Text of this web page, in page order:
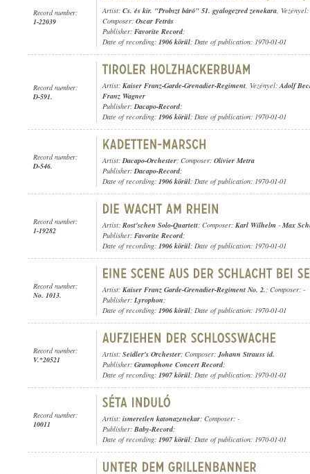
Record number:
1-22039
Artist: Cs. és kir. "Probszt báró" 51. gyalogezred zenekara, Vezényel:
Composer: Oscar Fetrás
Publisher: Favorite Record;
Date of recording: 1906 körül; Date of publication: 1970-01-01
Record number:
D-591.
Artist: Kaiser Franz-Garde-Grenadier-Regiment, Vezényel:Adolf
Franz Wagner
Publisher:Dacapo-Record;
Date of recording: 1906 körül; Date of publication: 1970-01-01
Record number:
D-546.
Artist:Dacapo-Orchester; Composer: Olivier Metra
Publisher:Dacapo-Record;
Date of recording: 1906 körül; Date of publication: 1970-01-01
Record number:
1-19282
Artist: Rost'schen Solo-Quartett; Composer: Karl Wilhelm - Max
Publisher: Favorite Record;
Date of recording: 1906 körül; Date of publication: 1970-01-01
Record number:
No. 1013.
Artist: Kaiser Franz Garde-Grenadier-Regiment No. 2.; Composer: -
Publisher: Lyrophon;
Date of recording: 1906 körül; Date of publication: 1970-01-01
Record number:
V.*20521
Artist: Seidler's Orchester; Composer:Johann Strauss id.
Publisher: Gramophone Concert Record;
Date of recording: 1907 körül; Date of publication: 1970-01-01
Record number:
10011
Artist: ismeretlen katonazenekar; Composer: -
Publisher: Baby-Record;
Date of recording: 1907 körül; Date of publication: 1970-01-01